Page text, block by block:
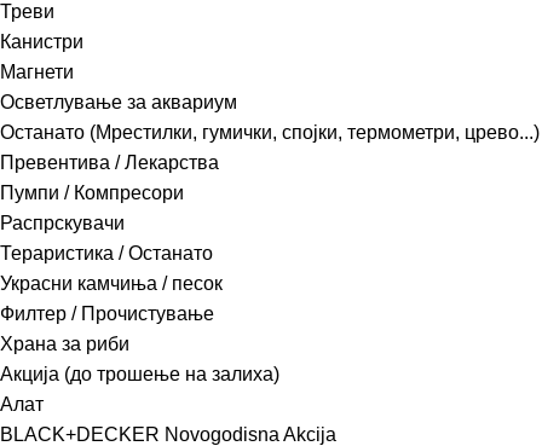
Треви
Канистри
Магнети
Осветлување за аквариум
Останато (Мрестилки, гумички, спојки, термометри, црево...)
Превентива / Лекарства
Пумпи / Компресори
Распрскувачи
Тераристика / Останато
Украсни камчиња / песок
Филтер / Прочистување
Храна за риби
Акција (до трошење на залиха)
Алат
BLACK+DECKER Novogodisna Akcija